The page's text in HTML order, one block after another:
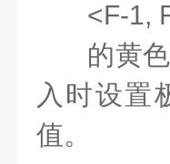
<F-1,
的黄
入时设置
值。